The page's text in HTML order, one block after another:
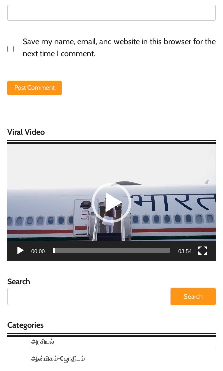
Save my name, email, and website in this browser for the
next time I comment.
Viral Video
00:00 03:54
Search
Search
Categories
அரசியல்
ஆன்மிகம்-ஜோதிடம்